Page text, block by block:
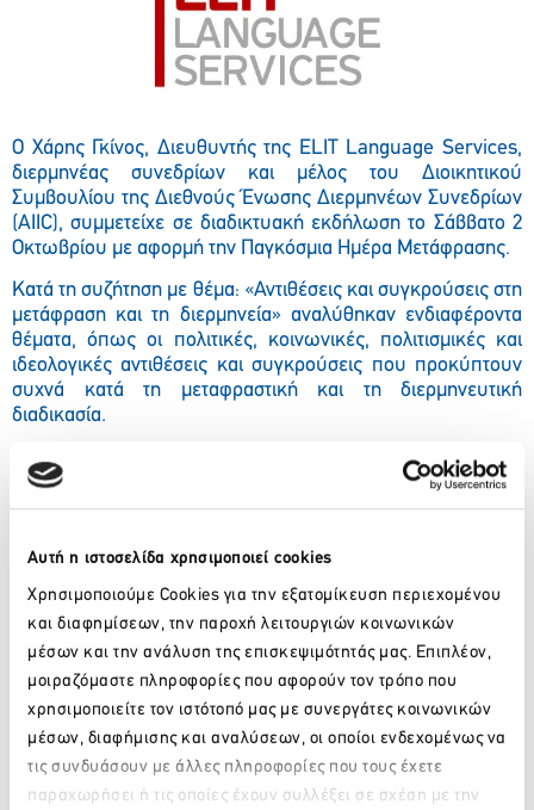
Αυτή η ιστοσελίδα χρησιμοποιεί cookies
Χρησιμοποιούμε Cookies για την εξατομίκευση περιεχομένου
και διαφημίσεων, την παροχή λειτουργιών κοινωνικών
μέσων και την ανάλυση της επισκεψιμότητάς μας. Επιπλέον,
μοιραζόμαστε πληροφορίες που αφορούν τον τρόπο που
χρησιμοποιείτε τον ιστότοπό μας με συνεργάτες κοινωνικών
μέσων, διαφήμισης και αναλύσεων, οι οποίοι ενδεχομένως να
τις συνδυάσουν με άλλες πληροφορίες που τους έχετε
παραχωρήσει ή τις οποίες έχουν συλλέξει σε σχέση με την
Ο Χάρης Γκίνος, Διευθυντής της ELIT Language Services,
διερμηνέας συνεδρίων και μέλος του Διοικητικού
Συμβουλίου της Διεθνούς Ένωσης Διερμηνέων Συνεδρίων
(AIIC), συμμετείχε σε διαδικτυακή εκδήλωση το Σάββατο 2
Οκτωβρίου με αφορμή την Παγκόσμια Ημέρα Μετάφρασης.
Κατά τη συζήτηση με θέμα: «Αντιθέσεις και συγκρούσεις στη
μετάφραση και τη διερμηνεία» αναλύθηκαν ενδιαφέροντα
θέματα, όπως οι πολιτικές, κοινωνικές, πολιτισμικές και
ιδεολογικές αντιθέσεις και συγκρούσεις που προκύπτουν
συχνά κατά τη μεταφραστική και τη διερμηνευτική
διαδικασία.
Πρόσφατα νέα
ΒΙΚΟΣ: Το φυσικό μεταλλικό νερό ΒΙΚΟΣ στο πλευρό της
αθλήτριας Γεωργίας Δαμασιώτη